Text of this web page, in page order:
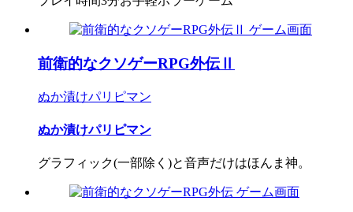
前衛的なクソゲーRPG外伝Ⅱ
ぬか漬けパリピマン
ぬか漬けパリピマン
グラフィック(一部除く)と音声だけはほんま神。